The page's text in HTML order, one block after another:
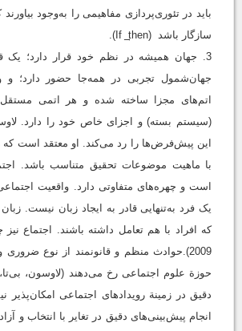
باید در تئوری‌پردازی مفاهیمی را به‌وجود
سازگار باشد (If ͢ then).
3. جهان همیشه در نظم خود قرار دارد؛ یک
جهان‌شمول تجربی در همه‌جا حضور دارد؛ و
اتم‌های مجزا ساخته شده و هر اتمی
(سیستم بسته) و اجزای خاص خود را دارد.
این پیش‌فرض‌ها را رد می‌کند. او معتقد است که
با ماهیت موضوعات تحقیق متناسب باشد.
است و چهره‌های متفاوتی دارد. واقعیت
یک فرد به‌تنهایی قادر به ایجاد زبان نیست.
که افراد با هم تعامل داشته باشند. اجتماع
2009).حوادث منظم و قانونمند از نوع ضروری
دقیق در زمینة رویدادهای اجتماعی
انجام پیش‌بینی‌های دقیق در تغایر با انتخاب و